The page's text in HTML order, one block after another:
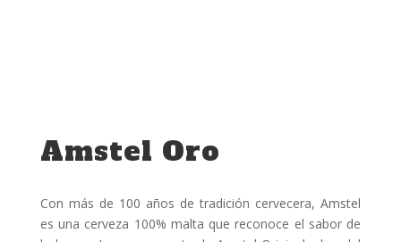
Amstel Oro
Con más de 100 años de tradición cervecera, Amstel
es una cerveza 100% malta que reconoce el sabor de